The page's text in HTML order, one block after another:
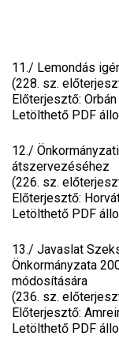
11./ Lemondás
(228. sz.
Előterjesztő:
Letölthető PDF
12./
átszervezéséhez
(226. sz.
Előterjesztő:
Letölthető PDF
13./ Javaslat
Önkormányzata
módosítására
(236. sz.
Előterjesztő:
Letölthető PDF